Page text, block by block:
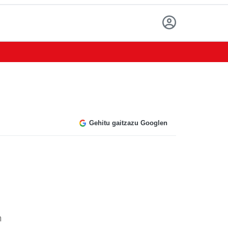
Gehitu gaitzazu Googlen